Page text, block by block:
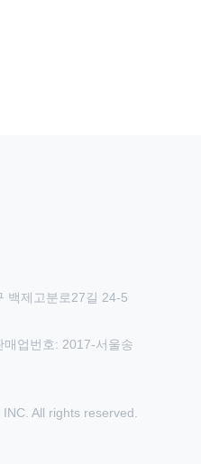
백제고분로27길 24-5
업번호: 2017-서울송
All rights reserved.